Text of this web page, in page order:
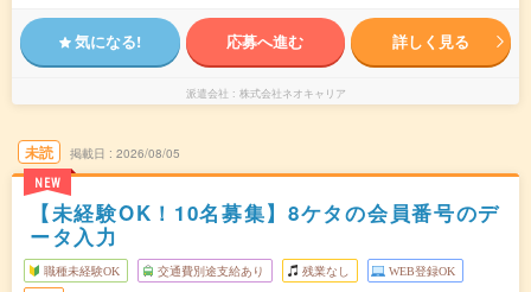
気になる! 応募へ進む 詳しく見る
派遣会社 株式会社ネオキャリア
未読
NEW
掲載日 2026/08/05
【未経験OK！10名募集】8ケタの会員番号のデ
ータ入力
職種未経験OK 交通費別途支給あり 残業なし WEB登録OK